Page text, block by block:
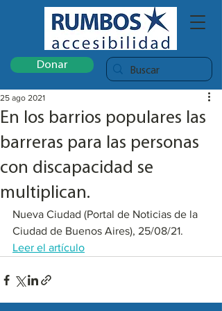
Donar
En los barrios populares las
barreras para las personas
con discapacidad se
multiplican.
25 ago 2021
Nueva Ciudad (Portal de Noticias de la
Ciudad de Buenos Aires), 25/08/21.
Leer el artículo